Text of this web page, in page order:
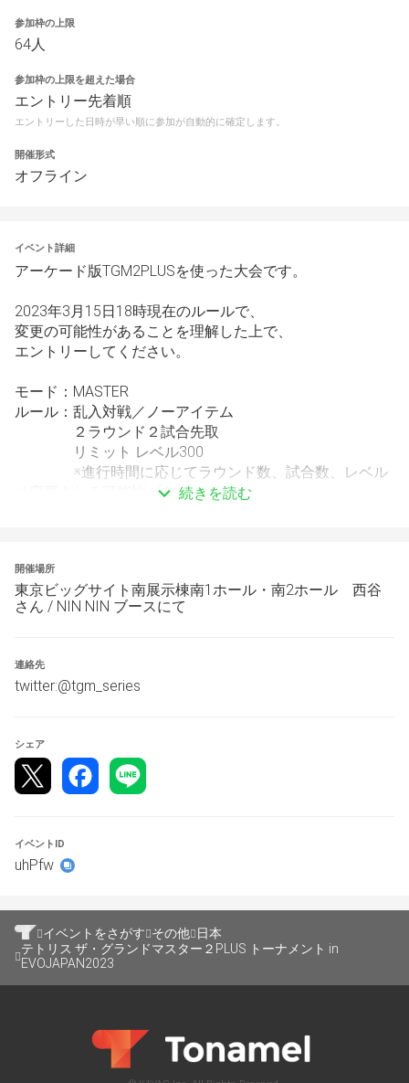
参加枠の上限
64人
参加枠の上限を超えた場合
エントリー先着順
エントリーした日時が早い順に参加が自動的に確定します。
開催形式
オフライン
イベント詳細
アーケード版TGM2PLUSを使った大会です。
2023年3月15日18時現在のルールで、
変更の可能性があることを理解した上で、
エントリーしてください。
モード：MASTER
ルール：乱入対戦／ノーアイテム
２ラウンド２試合先取
リミット レベル300
※進行時間に応じてラウンド数、試合数、レベル
は変更される可能性があります
試合開始前に対戦者同士でじゃんけんを行い、
勝った方が１P側になります。
続きを読む
開催場所
東京ビッグサイト南展示棟南1ホール・南2ホール 西谷
さん / NIN NIN ブースにて
連絡先
twitter:@tgm_series
シェア
イベントID
uhPfw
イベントをさがす その他 日本
テトリス ザ・グランドマスター２PLUS トーナメント in
EVOJAPAN2023